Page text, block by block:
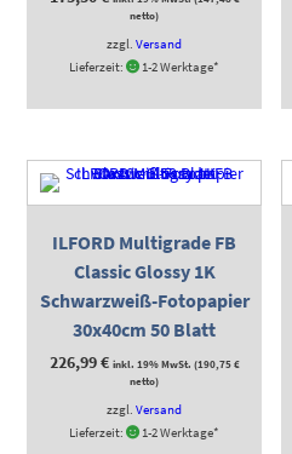
netto)
zzgl.Versand
Lieferzeit:
1-2 Werktage*
ILFORD Multigrade FB
Classic Glossy 1K
Schwarzweiß-Fotopapier
30x40cm 50 Blatt
226,99€ inkl. 19% MwSt. (190,75€
netto)
zzgl.Versand
Lieferzeit:
1-2 Werktage*